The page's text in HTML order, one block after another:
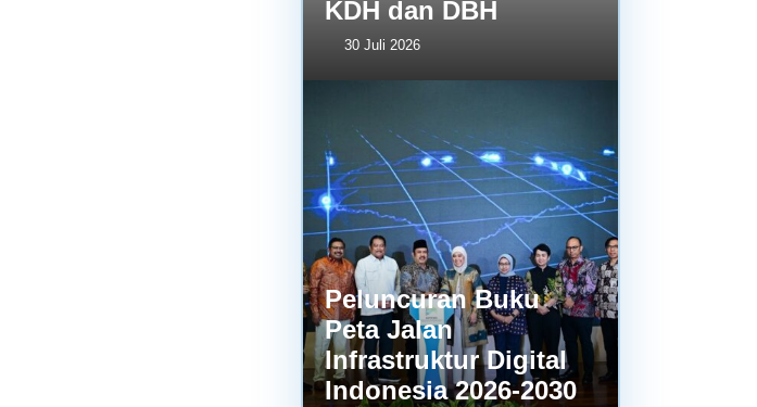
KDH dan DBH
30 Juli 2026
Peluncuran Buku
Peta Jalan
Infrastruktur Digital
Indonesia 2026-2030